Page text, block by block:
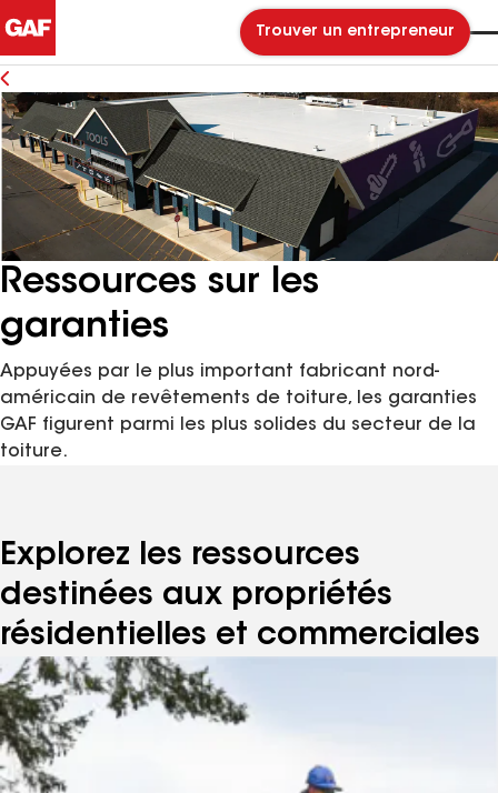
Trouver un entrepreneur
Ressources sur les
garanties
Appuyées par le plus important fabricant nord-
américain de revêtements de toiture, les garanties
GAF figurent parmi les plus solides du secteur de la
toiture.
Explorez les ressources
destinées aux propriétés
résidentielles et commerciales